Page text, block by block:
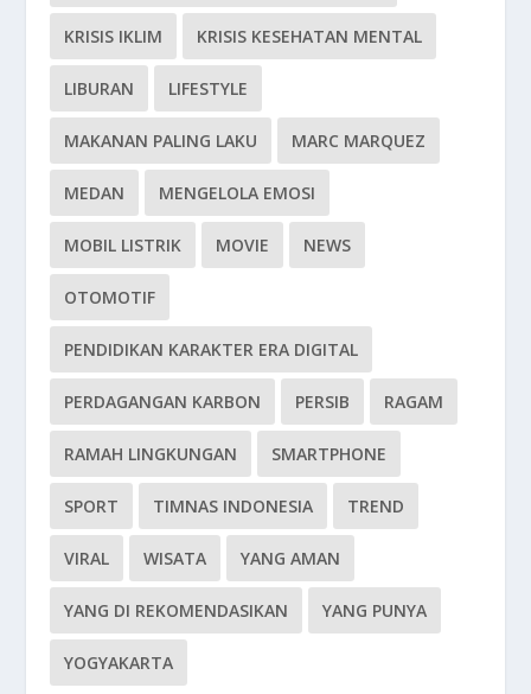
KRISIS IKLIM KRISIS KESEHATAN MENTAL
LIBURAN LIFESTYLE
MAKANAN PALING LAKU MARC MARQUEZ
MEDAN MENGELOLA EMOSI
MOBIL LISTRIK MOVIE NEWS
OTOMOTIF
PENDIDIKAN KARAKTER ERA DIGITAL
PERDAGANGAN KARBON PERSIB RAGAM
RAMAH LINGKUNGAN SMARTPHONE
SPORT TIMNAS INDONESIA TREND
VIRAL WISATA YANG AMAN
YANG DI REKOMENDASIKAN YANG PUNYA
YOGYAKARTA